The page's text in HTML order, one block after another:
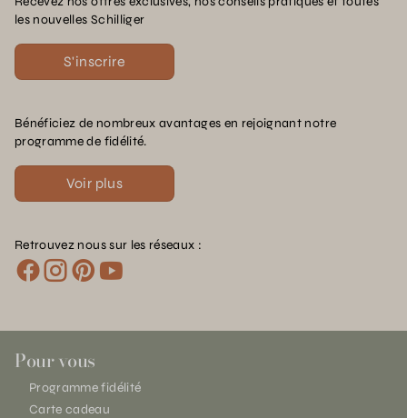
les nouvelles Schilliger
S'inscrire
Bénéficiez de nombreux avantages en rejoignant notre
programme de fidélité.
Voir plus
Retrouvez nous sur les réseaux :
Pour vous
Programme fidélité
Carte cadeau